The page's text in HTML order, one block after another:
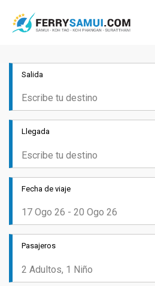
Salida
Llegada
Fecha de viaje
Pasajeros